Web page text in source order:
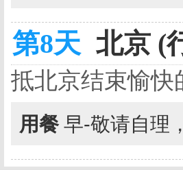
第8天 北京 (
抵北京结束愉快
用餐 早-敬请自理